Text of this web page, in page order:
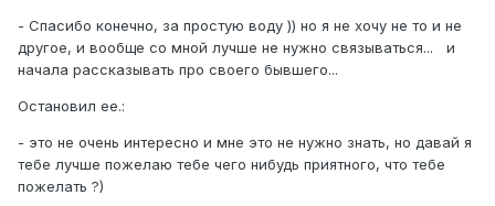
- Спасибо конечно, за простую воду )) но я не хочу не то и не
другое, и вообще со мной лучше не нужно связываться... и
начала рассказывать про своего бывшего...
Остановил ее.:
- это не очень интересно и мне это не нужно знать, но давай я
тебе лучше пожелаю тебе чего нибудь приятного, что тебе
пожелать ?)